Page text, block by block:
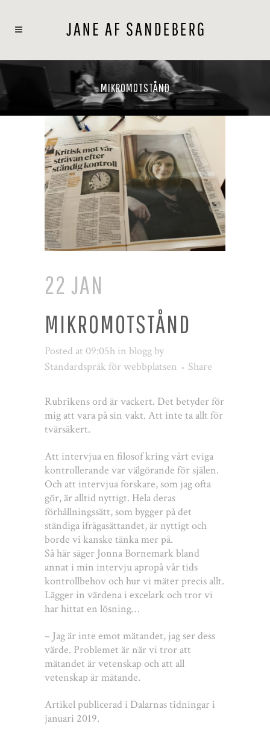
MIKROMOTSTÅND
22 JAN
MIKROMOTSTÅND
Posted at 09:05h in bloggby
Standardspråk för webbplatsen
Share
Rubrikens ord är vackert. Det betyder för
mig att vara på sin vakt. Att inte ta allt för
tvärsäkert.
Att intervjua en filosof kring vårt eviga
kontrollerande var välgörande för själen.
Och att intervjua forskare, som jag ofta
gör, är alltid nyttigt. Hela deras
förhållningssätt, som bygger på det
ständiga ifrågasättandet, är nyttigt och
borde vi kanske tänka mer på.
Så här säger Jonna Bornemark bland
annat i min intervju apropå vår tids
kontrollbehov och hur vi mäter precis allt.
Lägger in värdena i excelark och tror vi
har hittat en lösning…
– Jag är inte emot mätandet, jag ser dess
värde. Problemet är när vi tror att
mätandet är vetenskap och att all
vetenskap är mätande.
Artikel publicerad i Dalarnas tidningar i
januari 2019.